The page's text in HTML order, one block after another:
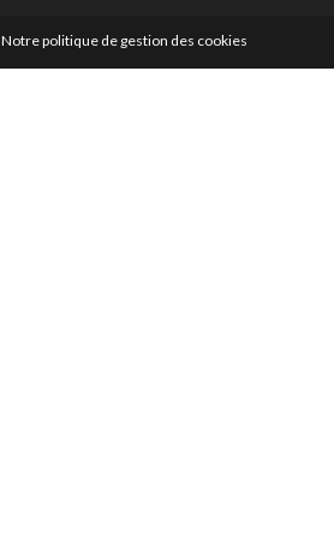
Notre politique de gestion des cookies